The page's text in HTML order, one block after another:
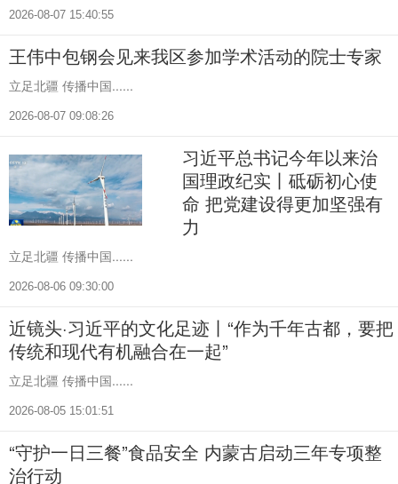
2026-08-07 15:40:55
王伟中包钢会见来我区参加学术活动的院士专家
立足北疆 传播中国......
2026-08-07 09:08:26
习近平总书记今年以来治
国理政纪实丨砥砺初心使
命 把党建设得更加坚强有
力
立足北疆 传播中国......
2026-08-06 09:30:00
近镜头·习近平的文化足迹丨“作为千年古都，要把
传统和现代有机融合在一起”
立足北疆 传播中国......
2026-08-05 15:01:51
“守护一日三餐”食品安全 内蒙古启动三年专项整
治行动